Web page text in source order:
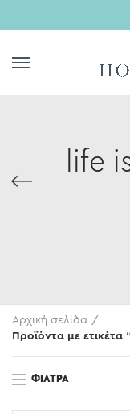
life
Αρχική σελίδα
Προϊόντα με
ΦΊΛΤΡΑ